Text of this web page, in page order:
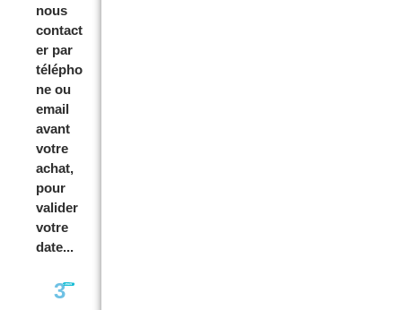
nous
contact
er par
télépho
ne ou
email
avant
votre
achat,
pour
valider
votre
date...
3
0
€